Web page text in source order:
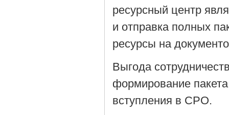
ресурсный центр
и отправка полных
ресурсы на
Выгода
формирование
вступления в СРО.